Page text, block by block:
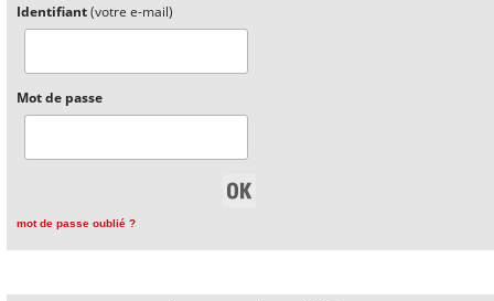
Identifiant(votre e-mail)
Mot de passe
mot de passe oublié ?